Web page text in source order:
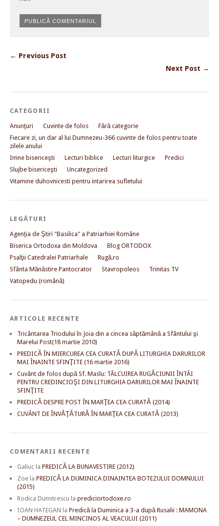
← Previous Post
Next Post →
CATEGORII
Anunţuri Cuvinte de folos
Fără categorie
Fiecare zi, un dar al lui Dumnezeu-366 cuvinte de folos pentru toate
zilele anului
Imne bisericeşti
Lecturi biblice Lecturi liturgice
Predici
Slujbe bisericeşti
Uncategorized
Vitamine duhovnicesti pentru intarirea sufletului
LEGĂTURI
Agenţia de Ştiri "Basilica" a Patriarhiei Române
Biserica Ortodoxa din Moldova
Blog ORTODOX
Psalţii Catedralei Patriarhale
Rugă.ro
Sfânta Mănăstire Pantocrator
Stavropoleos
Trinitas TV
Vatopedu (română)
ARTICOLE RECENTE
Tricântarea Triodului în Joia din a cincea săptămână a Sfântului şi
Marelui Post(18 martie 2010)
PREDICĂ ÎN MIERCUREA CEA CURATĂ DUPĂ LITURGHIA DARURILOR
MAI ÎNAINTE SFINŢITE (16 martie 2016)
Cuvânt de folos după Sf. Maslu: TÂLCUIREA RUGĂCIUNII ÎNTÂI
PENTRU CREDINCIOŞI DIN LITURGHIA DARURILOR MAI ÎNAINTE
SFINŢITE
PREDICĂ DESPRE POST ÎN MARŢEA CEA CURATĂ (2014)
CUVÂNT DE ÎNVĂŢĂTURĂ ÎN MARŢEA CEA CURATĂ (2013)
COMENTARII RECENTE
Galiuc la PREDICĂ LA BUNAVESTIRE (2012)
Zoe la PREDICĂ LA DUMINICA DINAINTEA BOTEZULUI DOMNULUI
(2015)
Rodica Dumitrescu la prediciortodoxe.ro
IOAN HATEGAN la Predică la Duminica a 3-a după Rusalii : MAMONA
– DUMNEZEUL CEL MINCINOS AL VEACULUI (2011)